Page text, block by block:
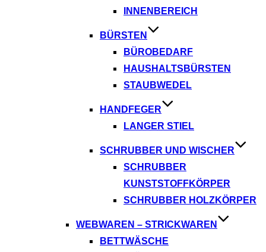
INNENBEREICH
BÜRSTEN
BÜROBEDARF
HAUSHALTSBÜRSTEN
STAUBWEDEL
HANDFEGER
LANGER STIEL
SCHRUBBER UND WISCHER
SCHRUBBER
KUNSTSTOFFKÖRPER
SCHRUBBER HOLZKÖRPER
WEBWAREN – STRICKWAREN
BETTWÄSCHE